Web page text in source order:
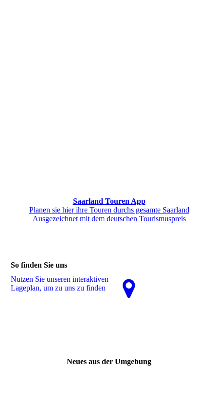
Saarland Touren App
Planen siehierihre Touren durchs gesamte Saarland
Ausgezeichnet mit dem deutschen Tourismuspreis
So finden Sie uns
Nutzen Sie unseren interaktiven
La­ge­plan, um zu uns zu finden
Neues aus der Umgebung